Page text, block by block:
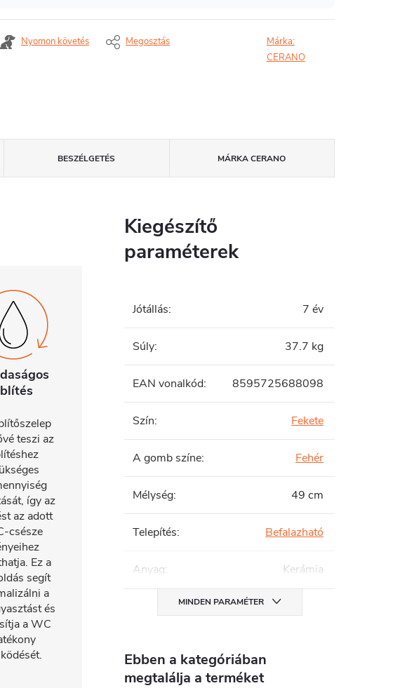
Nyomon követés Megosztás
Márka:
CERANO
BESZÉLGETÉS MÁRKACERANO
teszi az
így az
az adott
csésze
Ez a
segít
a
és
a WC
Kiegészítő
paraméterek
Jótállás: 7 év
Súly: 37.7 kg
EAN vonalkód: 8595725688098
Szín: Fekete
A gomb színe: Fehér
Mélység: 49 cm
Telepítés: Befalazható
Anyag: Kerámia
MINDEN PARAMÉTER
Ebben a kategóriában
megtalálja a terméket